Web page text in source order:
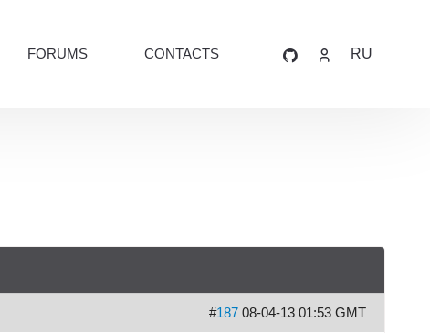
FORUMS CONTACTS RU
#187 08-04-13 01:53 GMT